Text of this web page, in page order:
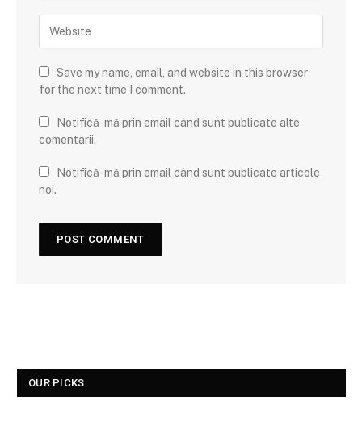
Save my name, email, and website in this browser
for the next time I comment.
Notifică-mă prin email când sunt publicate alte
comentarii.
Notifică-mă prin email când sunt publicate articole
noi.
OUR PICKS